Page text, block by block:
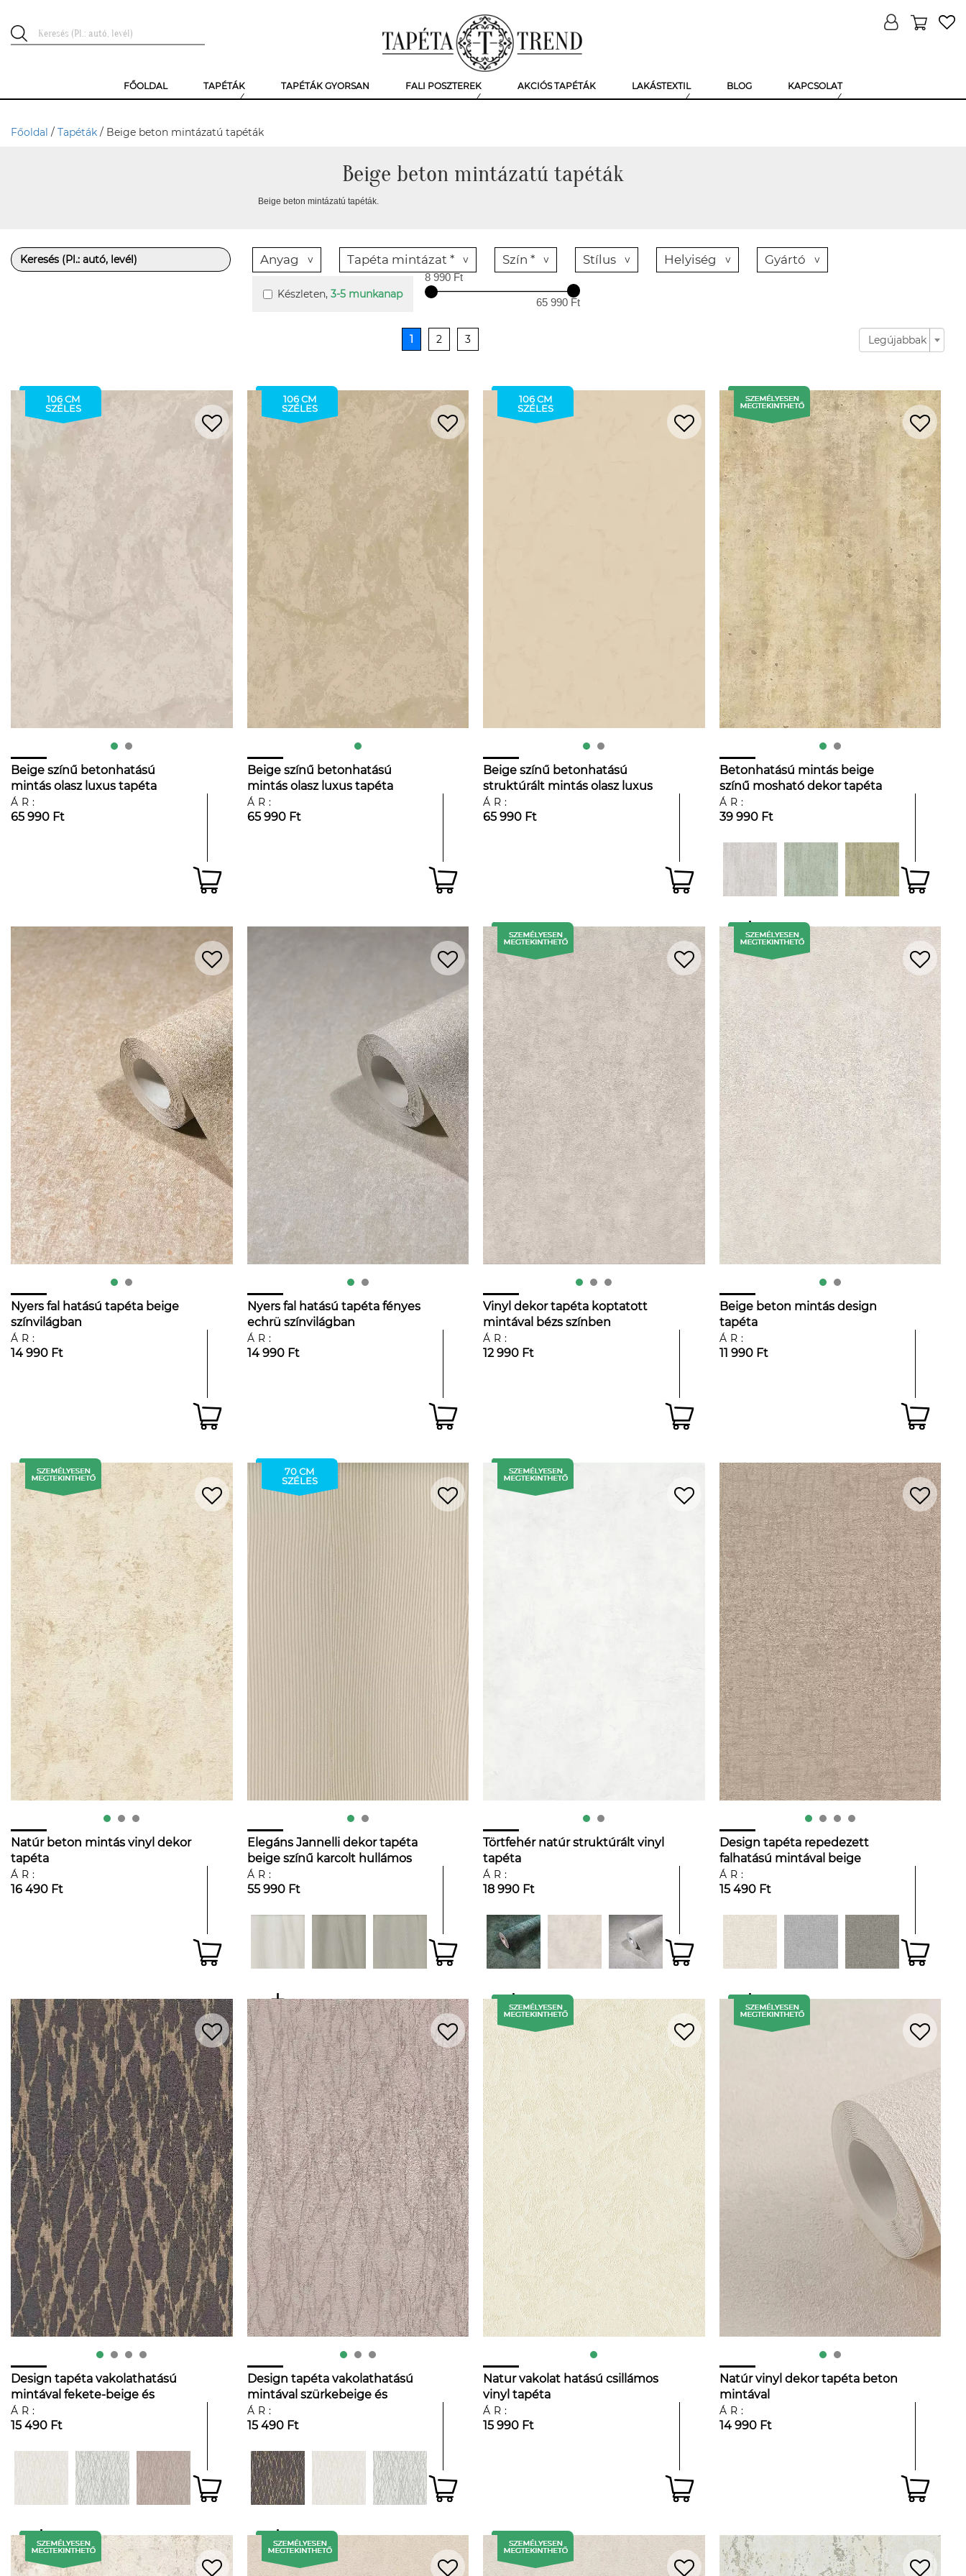
FŐOLDAL TAPÉTÁK TAPÉTÁK GYORSAN FALI POSZTEREK AKCIÓS TAPÉTÁK LAKÁSTEXTIL BLOG KAPCSOLAT
Főoldal / Tapéták / Beige beton mintázatú tapéták
Beige beton mintázatú tapéták
Beige beton mintázatú tapéták.
Anyag Tapéta mintázat * Szín * Stílus Helyiség Gyártó
Készleten, 3-5 munkanap
8 990 Ft
65 990 Ft
1 2 3 Legújabbak
106 CM
SZÉLES
Beige színű betonhatású
mintás olasz luxus tapéta
ÁR:
65 990 Ft
106 CM
SZÉLES
Beige színű betonhatású
mintás olasz luxus tapéta
ÁR:
65 990 Ft
106 CM
SZÉLES
Beige színű betonhatású
struktúrált mintás olasz luxus
tapéta
ÁR:
65 990 Ft
Betonhatású mintás beige
színű mosható dekor tapéta
ÁR:
39 990 Ft
Nyers fal hatású tapéta beige
színvilágban
ÁR:
14 990 Ft
Nyers fal hatású tapéta fényes
echrü színvilágban
ÁR:
14 990 Ft
Vinyl dekor tapéta koptatott
mintával bézs színben
ÁR:
12 990 Ft
Beige beton mintás design
tapéta
ÁR:
11 990 Ft
Natúr beton mintás vinyl dekor
tapéta
ÁR:
16 490 Ft
70 CM
SZÉLES
Elegáns Jannelli dekor tapéta
beige színű karcolt hullámos
beton mintával
ÁR:
55 990 Ft
Törtfehér natúr struktúrált vinyl
tapéta
ÁR:
18 990 Ft
Design tapéta repedezett
falhatású mintával beige
színben
ÁR:
15 490 Ft
Design tapéta vakolathatású
mintával fekete-beige és
flitteres színben
ÁR:
15 490 Ft
Design tapéta vakolathatású
mintával szürkebeige és
flitteres színben
ÁR:
15 490 Ft
Natur vakolat hatású csillámos
vinyl tapéta
ÁR:
15 990 Ft
Natúr vinyl dekor tapéta beton
mintával
ÁR:
14 990 Ft